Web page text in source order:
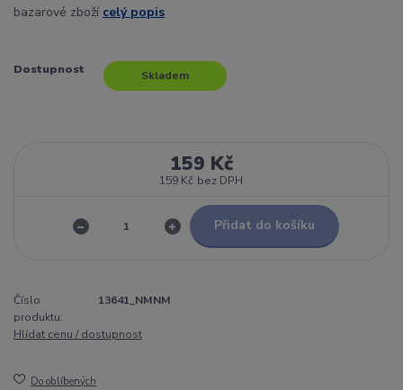
bazarové zboží celý popis
Dostupnost Skladem
159 Kč
159 Kč bez DPH
Přidat do košíku
Číslo
produktu:
13641_NMNM
Hlídat cenu / dostupnost
Do oblíbených